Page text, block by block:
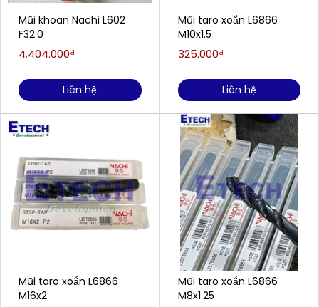
Mũi khoan Nachi L602
F32.0
4.404.000₫
Liên hệ
Mũi taro xoắn L6866
M16x2
Mũi taro xoắn L6866
M10x1.5
325.000₫
Liên hệ
Mũi taro xoắn L6866
M8x1.25